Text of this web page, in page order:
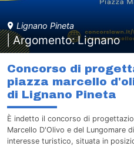
Lignano Pineta
| Argomento: Lignano
Concorso di
piazza marcello
di Lignano Pineta
È indetto il concorso di
Marcello D'Olivo e del Lungomare
interesse turistico, situata in